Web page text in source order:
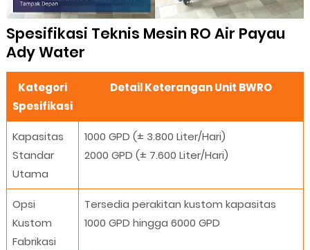
Spesifikasi Teknis Mesin RO Air Payau
Ady Water
Kategori
Spesifikasi
Detail Keterangan Unit BWRO
Kapasitas
Standar
Utama
1000 GPD (± 3.800 Liter/Hari)
2000 GPD (± 7.600 Liter/Hari)
Opsi
Kustom
Fabrikasi
Tersedia perakitan kustom kapasitas
1000 GPD hingga 6000 GPD